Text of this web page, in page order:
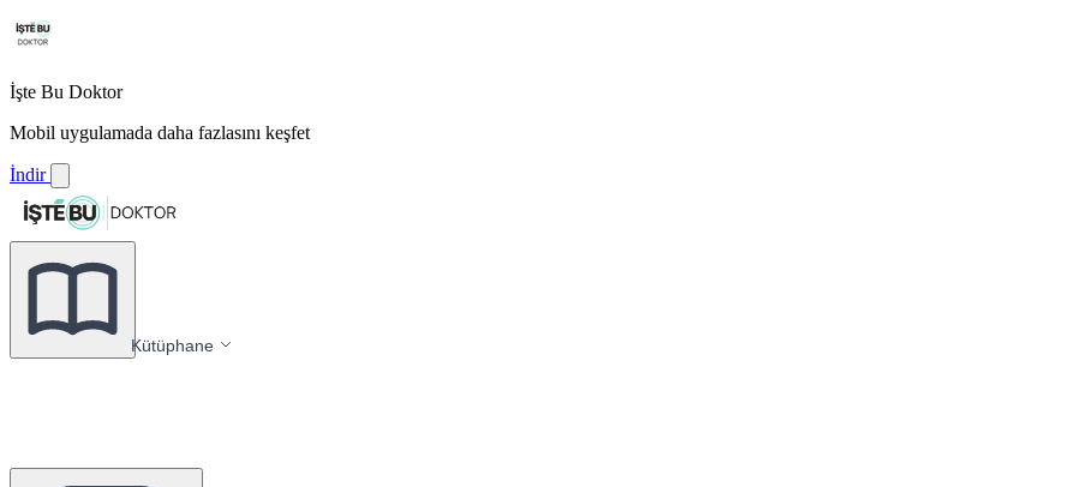
İşte Bu Doktor
Mobil uygulamada daha fazlasını keşfet
İndir
Kütüphane